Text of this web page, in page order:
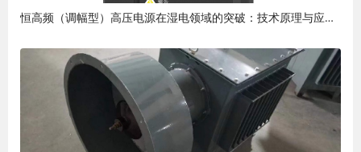
恒高频（调幅型）高压电源在湿电领域的突破：技术原理与应用优势